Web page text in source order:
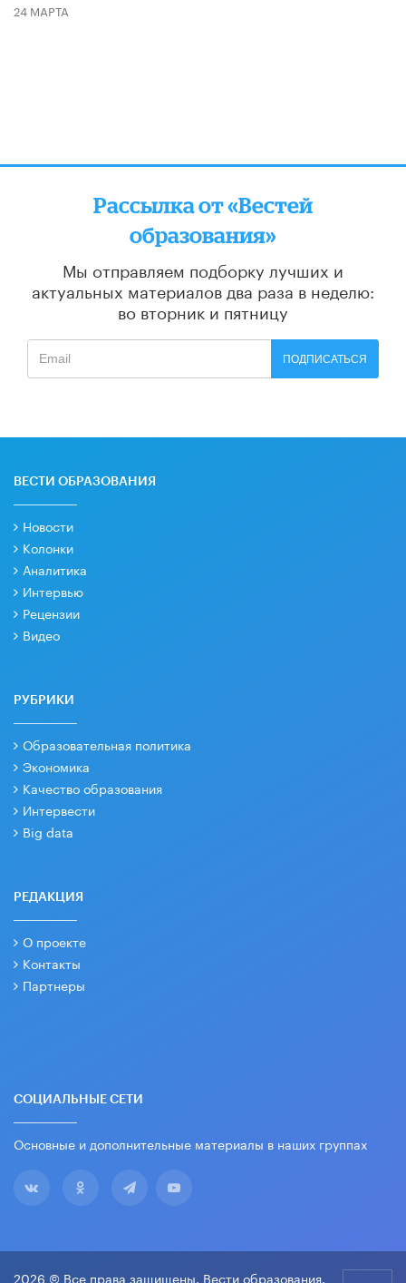
24 МАРТА
Рассылка от «Вестей
образования»
Мы отправляем подборку лучших и
актуальных материалов два раза в неделю:
во вторник и пятницу
ПОДПИСАТЬСЯ
ВЕСТИ ОБРАЗОВАНИЯ
Новости
Колонки
Аналитика
Интервью
Рецензии
Видео
РУБРИКИ
Образовательная политика
Экономика
Качество образования
Интервести
Big data
РЕДАКЦИЯ
О проекте
Контакты
Партнеры
СОЦИАЛЬНЫЕ СЕТИ
Основные и дополнительные материалы в наших группах
2026 © Все права защищены. Вести образования.